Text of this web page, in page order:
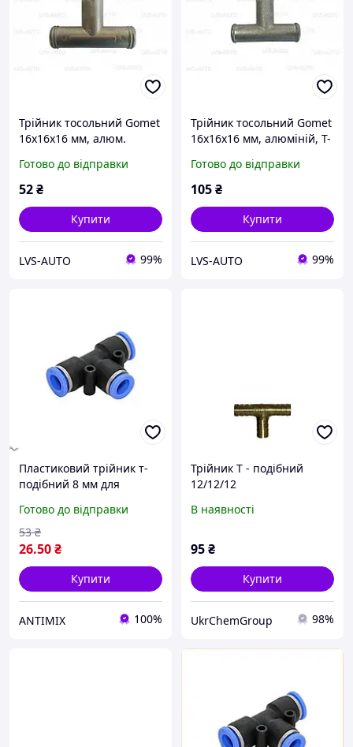
Трійник тосольний Gomet
16x16x16 мм, алюм.
(GZ-255)
Готово до відправки
52₴
Купити
LVS-AUTO 99%
Трійник тосольний Gomet
16x16x16 мм, алюміній, Т-
0002)
Готово до відправки
105₴
Купити
LVS-AUTO 99%
Пластиковий трійник т-
подібний 8 мм для
системах водопостачання
й опалення
Готово до відправки
26.50₴
53 ₴
Купити
ANTIMIX 100%
Трійник Т - подібний
12/12/12
В наявності
95₴
Купити
UkrChemGroup 98%